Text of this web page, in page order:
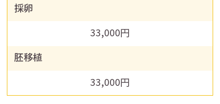
採卵
33,000円
胚移植
33,000円